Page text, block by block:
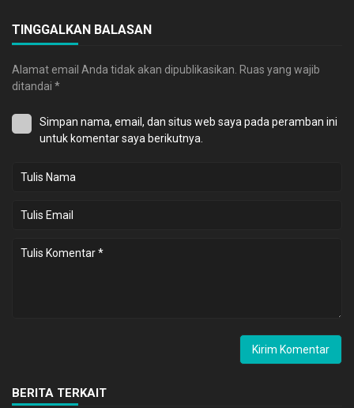
TINGGALKAN BALASAN
Alamat email Anda tidak akan dipublikasikan. Ruas yang wajib
ditandai *
Simpan nama, email, dan situs web saya pada peramban ini
untuk komentar saya berikutnya.
BERITA TERKAIT